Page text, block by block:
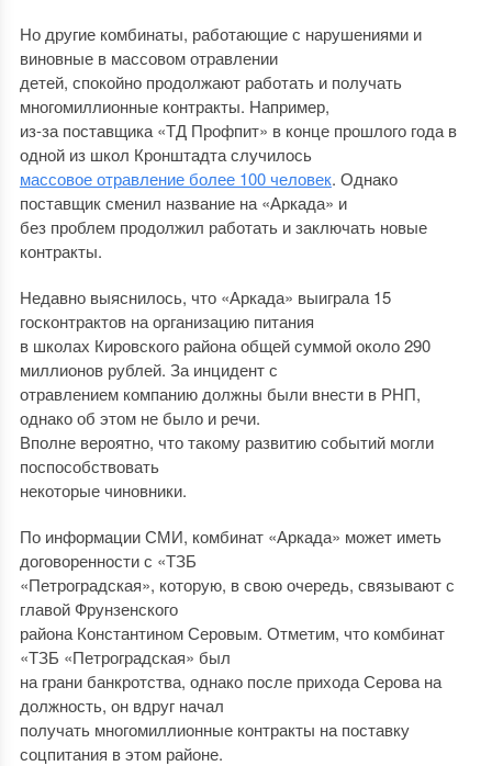
Но другие комбинаты, работающие с нарушениями и
виновные в массовом отравлении
детей, спокойно продолжают работать и получать
многомиллионные контракты. Например,
из-за поставщика «ТД Профпит» в конце прошлого года в
одной из школ Кронштадта случилось
массовое отравление более 100 человек. Однако
поставщик сменил название на «Аркада» и
без проблем продолжил работать и заключать новые
контракты.
Недавно выяснилось, что «Аркада» выиграла 15
госконтрактов на организацию питания
в школах Кировского района общей суммой около 290
миллионов рублей. За инцидент с
отравлением компанию должны были внести в РНП,
однако об этом не было и речи.
Вполне вероятно, что такому развитию событий могли
поспособствовать
некоторые чиновники.
По информации СМИ, комбинат «Аркада» может иметь
договоренности с «ТЗБ
«Петроградская», которую, в свою очередь, связывают с
главой Фрунзенского
района Константином Серовым. Отметим, что комбинат
«ТЗБ «Петроградская» был
на грани банкротства, однако после прихода Серова на
должность, он вдруг начал
получать многомиллионные контракты на поставку
соцпитания в этом районе.